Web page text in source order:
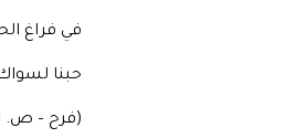
في فراغ
حبنا
(فرح – ص. 49)